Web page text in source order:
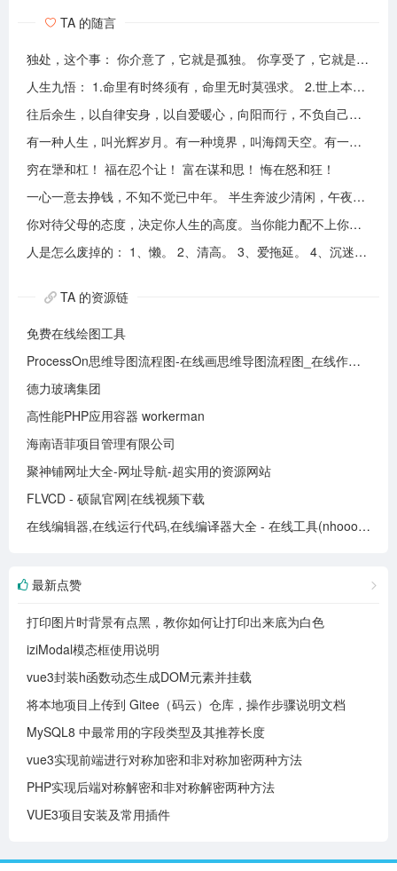
TA 的随言
独处，这个事： 你介意了，它就是孤独。 你享受了，它就是自由。
人生九悟： 1.命里有时终须有，命里无时莫强求。 2.世上本无事槦人自扰之。 3.睡前原谅一切，醒来不问过往。 4.平安健康是财富，无病无灾。 5.人心换人心，换不来就转身。 6.看破不说破，看透不说透。 7.得意时看淡，失意时看开。 8.知足常乐，一切随缘。 9.人生本过客，何须执着。
往后余生，以自律安身，以自爱暖心，向阳而行，不负自己，活成自己喜欢的模样！
有一种人生，叫光辉岁月。有一种境界，叫海阔天空。有一种心态，叫不可一世。 有一种亲情，叫真的爱你。有一种乡音，叫农民。 有一种爱情，叫喜欢你。 有一种路途，叫灰色轨迹。 有一种知己，叫情人。有一种情结，叫长城。 有一种和平，叫AMANI。 有一种行动，叫不再犹豫。 有一种父爱，叫大地。有一种孤独，叫冷雨夜。 有一种伤心，叫无尽空虚。 有一种无奈，叫岁月无声。有一种信仰，叫再见理想。有一种童真，叫月光光。有一种力量，叫冲开一切。有一种坚强，叫午夜怨曲。有一种感慨，叫谁伴我闯荡。 有一种坦然，叫无悔这一生。有一种思念，叫遥望。有一个歌手，叫黄家驹。 有一支乐队，叫BEYOND。三十多年，一晃而过！精神永留心间，致敬家驹！！
穷在犟和杠！ 福在忍个让！ 富在谋和思！ 悔在怒和狂！
一心一意去挣钱，不知不觉已中年。 半生奔波少清闲，午夜孤枕难入眠。 青山不老我不闲，一生忙碌为油盐。 风风雨雨几十载，转眼黄土埋胸前。 我笑青山颜不变，青山笑我已暮年。 如牛到老不得闲，得闲已与山共眠。 半生风雨半生寒，一杯浊酒敬流年。 回首过往半生路，七分酸楚三分甜。 岁月赠我两鬓霜，红尘赐我一身伤。 尝遍人间千般苦，颜衰依旧笑夕阳。
你对待父母的态度，决定你人生的高度。当你能力配不上你的欲望的时候，要学会控制欲望，并对自己的能力有认知、对自己的消费有规划、对自己的欲望有克制。
人是怎么废掉的： 1、懒。 2、清高。 3、爱拖延。 4、沉迷美色。 5、没有自控力。 6、不思考不学习。 7、安慰式自我欺骗。 8、胆小如鼠不敢打拼。 9、不懂示弱找别人帮助。 10、满脑子都是鸡毛蒜皮，忽略重大事情的选择。
TA 的资源链
免费在线绘图工具
ProcessOn思维导图流程图-在线画思维导图流程图_在线作图实时协作
德力玻璃集团
高性能PHP应用容器 workerman
海南语菲项目管理有限公司
聚神铺网址大全-网址导航-超实用的资源网站
FLVCD - 硕鼠官网|在线视频下载
在线编辑器,在线运行代码,在线编译器大全 - 在线工具(nhooo.com)
最新点赞
打印图片时背景有点黑，教你如何让打印出来底为白色
iziModal模态框使用说明
vue3封装h函数动态生成DOM元素并挂载
将本地项目上传到 Gitee（码云）仓库，操作步骤说明文档
MySQL8 中最常用的字段类型及其推荐长度
vue3实现前端进行对称加密和非对称加密两种方法
PHP实现后端对称解密和非对称解密两种方法
VUE3项目安装及常用插件